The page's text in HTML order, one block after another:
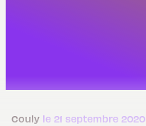
Couly le 21 septembre 2020